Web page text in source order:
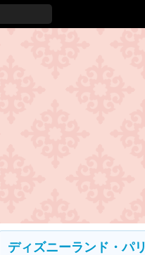
ディズニーランド・パリ